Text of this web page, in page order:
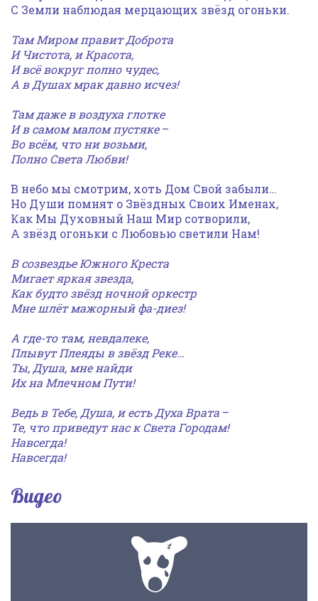
С Земли наблюдая мерцающих звёзд огоньки.
Там Миром правит Доброта
И Чистота, и Красота,
И всё вокруг полно чудес,
А в Душах мрак давно исчез!
Там даже в воздуха глотке
И в самом малом пустяке–
Во всём, что ни возьми,
Полно Света Любви!
В небо мы смотрим, хоть Дом Свой забыли…
Но Души помнят о Звёздных Своих Именах,
Как Мы Духовный Наш Мир сотворили,
А звёзд огоньки с Любовью светили Нам!
В созвездье Южного Креста
Мигает яркая звезда,
Как будто звёзд ночной оркестр
Мне шлёт мажорный фа-диез!
А где-то там, невдалеке,
Плывут Плеяды в звёзд Реке…
Ты, Душа, мне найди
Их на Млечном Пути!
Ведь в Тебе, Душа, и есть Духа Врата –
Те, что приведут нас к Света Городам!
Навсегда!
Навсегда!
Видео